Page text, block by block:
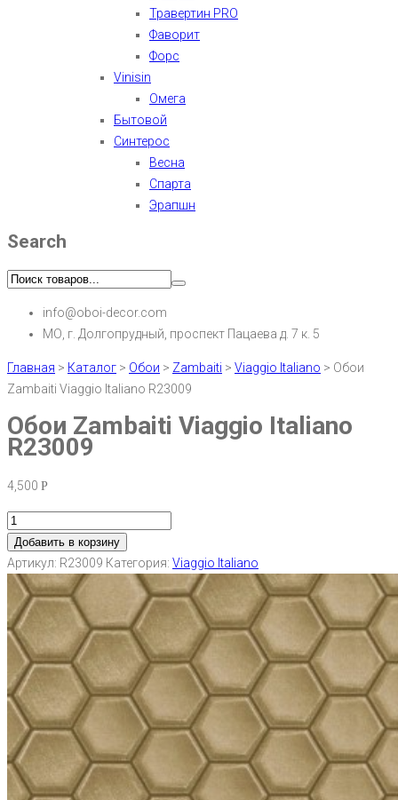
Травертин PRO
Фаворит
Форс
Vinisin
Омега
Бытовой
Синтерос
Весна
Спарта
Эрапшн
Search
info@oboi-decor.com
МО, г. Долгопрудный, проспект Пацаева д. 7 к. 5
Главная > Каталог > Обои > Zambaiti > Viaggio Italiano > Обои
Zambaiti Viaggio Italiano R23009
Обои Zambaiti Viaggio Italiano
R23009
4,500 Р
Добавить в корзину
Артикул: R23009 Категория: Viaggio Italiano